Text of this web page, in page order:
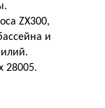
ZX300,
и
28005.